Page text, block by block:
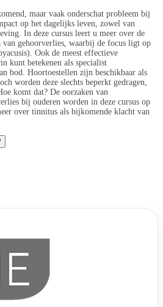
maar vaak onderschat probleem bij
op het dagelijks leven, zowel van
In deze cursus leert u meer over de
gehoorverlies, waarbij de focus ligt op
Ook de meest effectieve
kunt betekenen als specialist
bod. Hoortoestellen zijn beschikbaar als
worden deze slechts beperkt gedragen,
komt dat? De oorzaken van
bij ouderen worden in deze cursus op
over tinnitus als bijkomende klacht van